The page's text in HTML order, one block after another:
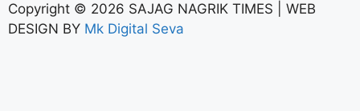
Copyright © 2026 SAJAG NAGRIK TIMES | WEB
DESIGN BY Mk Digital Seva